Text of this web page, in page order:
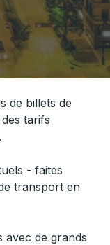
avec
de billets de
tarifs
- faites
transport en
avec de grands